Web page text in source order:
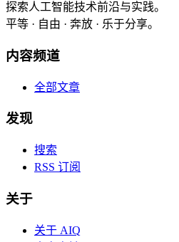
探索人工智能技术前沿与实践。
平等 · 自由 · 奔放 · 乐于分享。
内容频道
全部文章
发现
搜索
RSS 订阅
关于
关于 AIQ